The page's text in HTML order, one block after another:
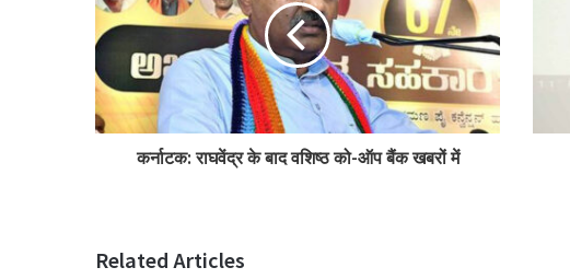
कर्नाटक: राघवेंद्र के बाद वशिष्ठ को-ऑप बैंक खबरों में
Related Articles